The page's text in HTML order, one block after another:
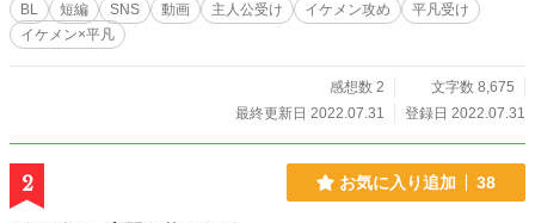
BL 短編 SNS 動画 主人公受け イケメン攻め
平凡受け
イケメン×平凡
感想数 2
文字数 8,675
最終更新日 2022.07.31
登録日 2022.07.31
2 お気に入り追加 38